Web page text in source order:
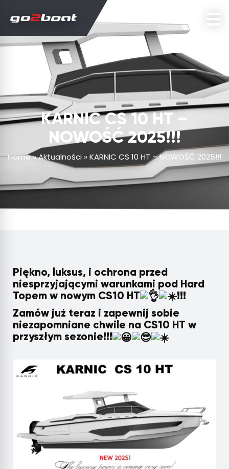
KARNIC CS 10 HT –
NOWOŚĆ 2025!!!
Home»Aktualności » KARNIC CS 10 HT – NOWOŚĆ 2025!!!
Piękno, luksus, i ochrona przed
niesprzyjającymi warunkami pod Hard
Topem w nowym CS10 HT
!!!
Zamów już teraz i zapewnij sobie
niezapomniane chwile na CS10 HT w
przyszłym sezonie!!!